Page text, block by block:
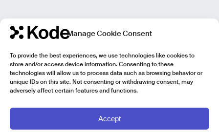
Manage Cookie Consent
To provide the best experiences, we use technologies like cookies to
store and/or access device information. Consenting to these
technologies will allow us to process data such as browsing behavior or
unique IDs on this site. Not consenting or withdrawing consent, may
adversely affect certain features and functions.
Accept